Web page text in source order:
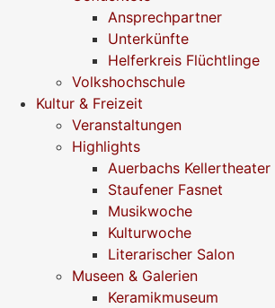
Ansprechpartner
Unterkünfte
Helferkreis Flüchtlinge
Volkshochschule
Kultur & Freizeit
Veranstaltungen
Highlights
Auerbachs Kellertheater
Staufener Fasnet
Musikwoche
Kulturwoche
Literarischer Salon
Museen & Galerien
Keramikmuseum